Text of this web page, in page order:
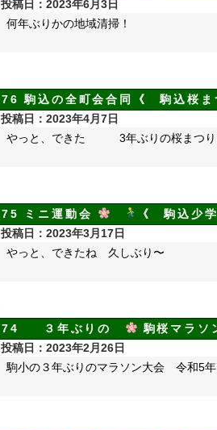
投稿日：2023年6月3日
何年ぶりかの地域清掃！
76 駒込の全町会合同《 駒込桜ま
投稿日：2023年4月7日
やっと、できた 3年ぶりの桜まつり
75 ミニ運動会
《 駒込少
投稿日：2023年3月17日
やっと、できたね 久しぶ
74 ３年ぶりの
駒桜マラソ
投稿日：2023年2月26日
駒小の３年ぶりのマラソン大会 令和5